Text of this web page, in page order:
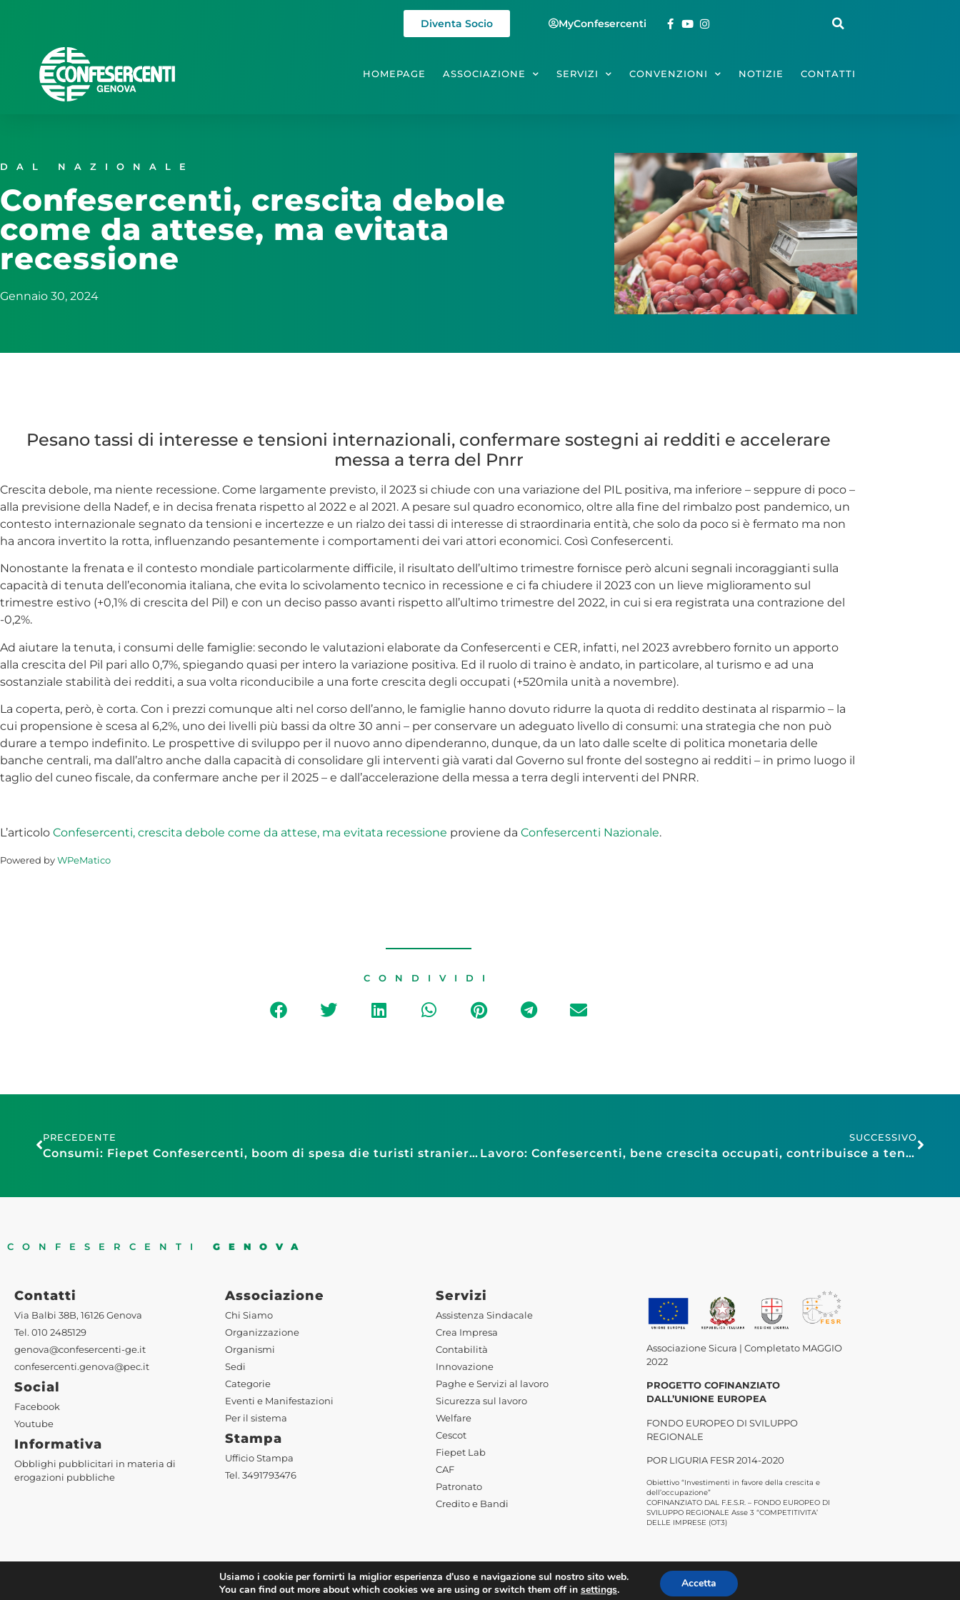
Diventa Socio MyConfesercenti
HOMEPAGE ASSOCIAZIONE SERVIZI CONVENZIONI NOTIZIE CONTATTI
DAL NAZIONALE
Confesercenti, crescita debole
come da attese, ma evitata
recessione
Gennaio 30, 2024
Pesano tassi di interesse e tensioni internazionali, confermare sostegni ai redditi e accelerare
messa a terra del Pnrr
Crescita debole, ma niente recessione. Come largamente previsto, il 2023 si chiude con una variazione del PIL positiva, ma inferiore – seppure di poco –
alla previsione della Nadef, e in decisa frenata rispetto al 2022 e al 2021. A pesare sul quadro economico, oltre alla fine del rimbalzo post pandemico, un
contesto internazionale segnato da tensioni e incertezze e un rialzo dei tassi di interesse di straordinaria entità, che solo da poco si è fermato ma non
ha ancora invertito la rotta, influenzando pesantemente i comportamenti dei vari attori economici. Così Confesercenti.
Nonostante la frenata e il contesto mondiale particolarmente difficile, il risultato dell’ultimo trimestre fornisce però alcuni segnali incoraggianti sulla
capacità di tenuta dell’economia italiana, che evita lo scivolamento tecnico in recessione e ci fa chiudere il 2023 con un lieve miglioramento sul
trimestre estivo (+0,1% di crescita del Pil) e con un deciso passo avanti rispetto all’ultimo trimestre del 2022, in cui si era registrata una contrazione del
-0,2%.
Ad aiutare la tenuta, i consumi delle famiglie: secondo le valutazioni elaborate da Confesercenti e CER, infatti, nel 2023 avrebbero fornito un apporto
alla crescita del Pil pari allo 0,7%, spiegando quasi per intero la variazione positiva. Ed il ruolo di traino è andato, in particolare, al turismo e ad una
sostanziale stabilità dei redditi, a sua volta riconducibile a una forte crescita degli occupati (+520mila unità a novembre).
La coperta, però, è corta. Con i prezzi comunque alti nel corso dell’anno, le famiglie hanno dovuto ridurre la quota di reddito destinata al risparmio – la
cui propensione è scesa al 6,2%, uno dei livelli più bassi da oltre 30 anni – per conservare un adeguato livello di consumi: una strategia che non può
durare a tempo indefinito. Le prospettive di sviluppo per il nuovo anno dipenderanno, dunque, da un lato dalle scelte di politica monetaria delle
banche centrali, ma dall’altro anche dalla capacità di consolidare gli interventi già varati dal Governo sul fronte del sostegno ai redditi – in primo luogo il
taglio del cuneo fiscale, da confermare anche per il 2025 – e dall’accelerazione della messa a terra degli interventi del PNRR.
L’articolo Confesercenti, crescita debole come da attese, ma evitata recessione proviene da Confesercenti Nazionale.
Powered by WPeMatico
CONDIVIDI
PRECEDENTE
Consumi: Fiepet Confesercenti, boom di spesa die turisti stranieri in bar e ristoranti, nel 2023 ‘conto’ da oltre 13,8 miliardi
SUCCESSIVO
Lavoro: Confesercenti, bene crescita occupati, contribuisce a tenuta redditi e consumi
CONFESERCENTI GENOVA
Contatti
Via Balbi 38B, 16126 Genova
Tel. 010 2485129
genova@confesercenti-ge.it
confesercenti.genova@pec.it
Social
Facebook
Youtube
Informativa
Obblighi pubblicitari in materia di
erogazioni pubbliche
Associazione
Chi Siamo
Organizzazione
Organismi
Sedi
Categorie
Eventi e Manifestazioni
Per il sistema
Stampa
Ufficio Stampa
Tel. 3491793476
Servizi
Assistenza Sindacale
Crea Impresa
Contabilità
Innovazione
Paghe e Servizi al lavoro
Sicurezza sul lavoro
Welfare
Cescot
Fiepet Lab
CAF
Patronato
Credito e Bandi
Associazione Sicura | Completato MAGGIO
2022
PROGETTO COFINANZIATO
DALL’UNIONE EUROPEA
FONDO EUROPEO DI SVILUPPO
REGIONALE
POR LIGURIA FESR 2014-2020
Obiettivo “Investimenti in favore della crescita e
dell’occupazione”
COFINANZIATO DAL F.E.S.R. – FONDO EUROPEO DI
SVILUPPO REGIONALE Asse 3 “COMPETITIVITA’
DELLE IMPRESE (OT3)
Cookie Policy | Powered byDeep Lab
Usiamo i cookie per fornirti la miglior esperienza d'uso e navigazione sul nostro sito web.
You can find out more about which cookies we are using or switch them off in settings. Accetta